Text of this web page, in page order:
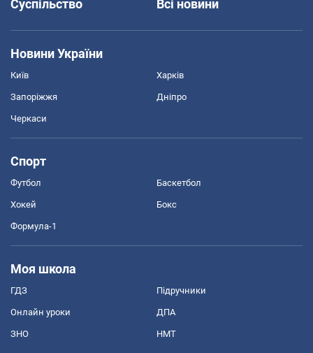
Суспільство
Всі новини
Новини України
Київ Харків
Запоріжжя Дніпро
Черкаси
Спорт
Футбол Баскетбол
Хокей Бокс
Формула-1
Моя школа
ГДЗ Підручники
Онлайн уроки ДПА
ЗНО НМТ